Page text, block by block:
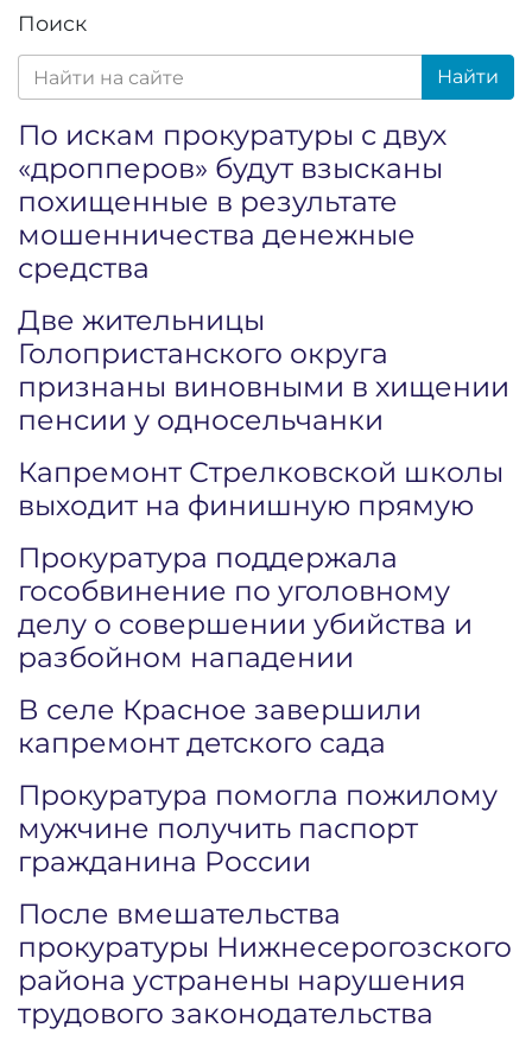
Поиск
Найти
По искам прокуратуры с двух
«дропперов» будут взысканы
похищенные в результате
мошенничества денежные
средства
Две жительницы
Голопристанского округа
признаны виновными в хищении
пенсии у односельчанки
Капремонт Стрелковской школы
выходит на финишную прямую
Прокуратура поддержала
гособвинение по уголовному
делу о совершении убийства и
разбойном нападении
В селе Красное завершили
капремонт детского сада
Прокуратура помогла пожилому
мужчине получить паспорт
гражданина России
После вмешательства
прокуратуры Нижнесерогозского
района устранены нарушения
трудового законодательства